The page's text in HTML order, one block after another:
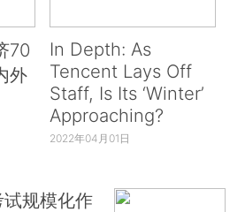
70
外
In Depth: As
Tencent Lays Off
Staff, Is Its ‘Winter’
Approaching?
2022年04月01日
试规模化作